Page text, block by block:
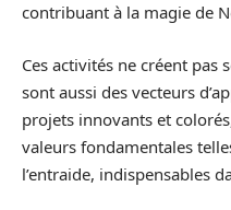
contribuant à la magie de
Ces activités ne créent pas
sont aussi des vecteurs
projets innovants et
valeurs fondamentales
l’entraide, indispensables